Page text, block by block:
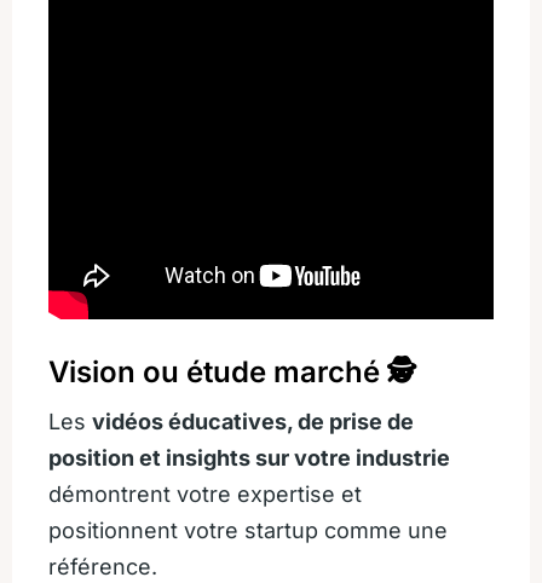
Vision ou étude marché 🕵️
Les vidéos éducatives, de prise de
position et insights sur votre industrie
démontrent votre expertise et
positionnent votre startup comme une
référence.